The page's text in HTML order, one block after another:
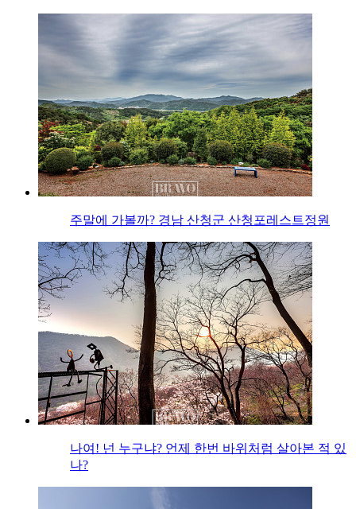
주말에 가볼까? 경남 산청군 산청포레스트정원
나여! 넌 누구냐? 언제 한번 바위처럼 살아본 적 있
나?